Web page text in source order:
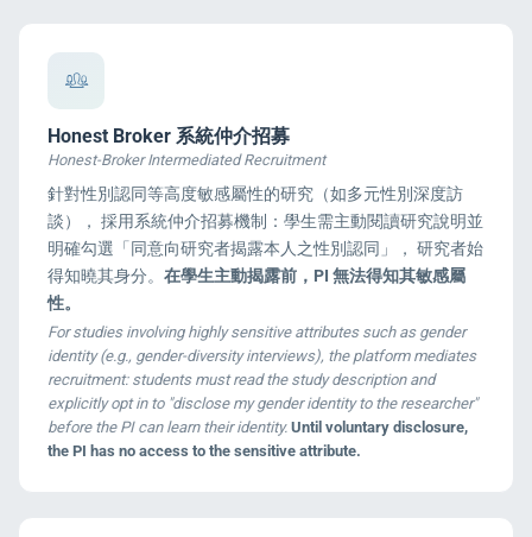
Honest Broker 系統仲介招募
Honest-Broker Intermediated Recruitment
針對性別認同等高度敏感屬性的研究（如多元性別深度訪
談）， 採用系統仲介招募機制：學生需主動閱讀研究說明並
明確勾選「同意向研究者揭露本人之性別認同」， 研究者始
得知曉其身分。 在學生主動揭露前，PI 無法得知其敏感屬
性。
For studies involving highly sensitive attributes such as gender
identity (e.g., gender-diversity interviews), the platform mediates
recruitment: students must read the study description and
explicitly opt in to "disclose my gender identity to the researcher"
before the PI can learn their identity. Until voluntary disclosure,
the PI has no access to the sensitive attribute.